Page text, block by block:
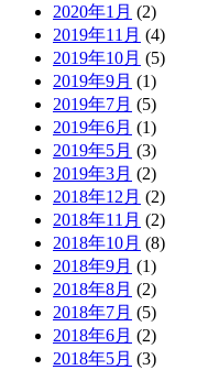
2020年1月 (2)
2019年11月 (4)
2019年10月 (5)
2019年9月 (1)
2019年7月 (5)
2019年6月 (1)
2019年5月 (3)
2019年3月 (2)
2018年12月 (2)
2018年11月 (2)
2018年10月 (8)
2018年9月 (1)
2018年8月 (2)
2018年7月 (5)
2018年6月 (2)
2018年5月 (3)